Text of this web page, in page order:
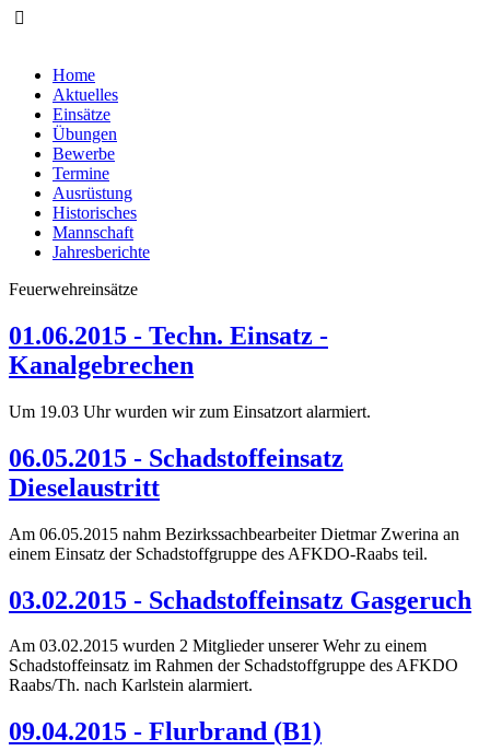
Home
Aktuelles
Einsätze
Übungen
Bewerbe
Termine
Ausrüstung
Historisches
Mannschaft
Jahresberichte
Feuerwehreinsätze
01.06.2015 - Techn. Einsatz -
Kanalgebrechen
Um 19.03 Uhr wurden wir zum Einsatzort alarmiert.
06.05.2015 - Schadstoffeinsatz
Dieselaustritt
Am 06.05.2015 nahm Bezirkssachbearbeiter Dietmar Zwerina an
einem Einsatz der Schadstoffgruppe des AFKDO-Raabs teil.
03.02.2015 - Schadstoffeinsatz Gasgeruch
Am 03.02.2015 wurden 2 Mitglieder unserer Wehr zu einem
Schadstoffeinsatz im Rahmen der Schadstoffgruppe des AFKDO
Raabs/Th. nach Karlstein alarmiert.
09.04.2015 - Flurbrand (B1)